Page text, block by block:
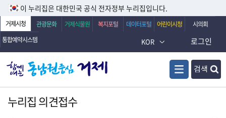
이 누리집은 대한민국 공식 전자정부 누리집입니다.
거제시청 관광문화 거제식물원 복지포털 데이터포털 어린이시청
시의회
통합예약시스템
KOR
검색
로그인
누리집 의견접수